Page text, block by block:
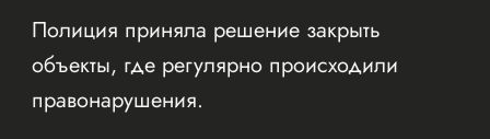
Полиция приняла решение закрыть
объекты, где регулярно происходили
правонарушения.